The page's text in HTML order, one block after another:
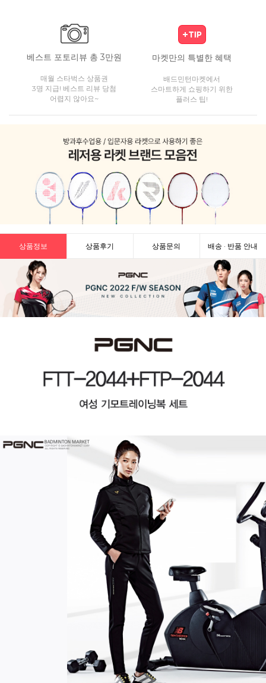
베스트 포토리뷰 총 3만원
매월 스타벅스 상품권
3명 지급! 베스트 리뷰 당첨
어렵지 않아요~
마켓만의 특별한 혜택
배드민턴마켓에서
스마트하게 쇼핑하기 위한
플러스 팁!
상품정보 상품후기 상품문의 배송 · 반품 안내